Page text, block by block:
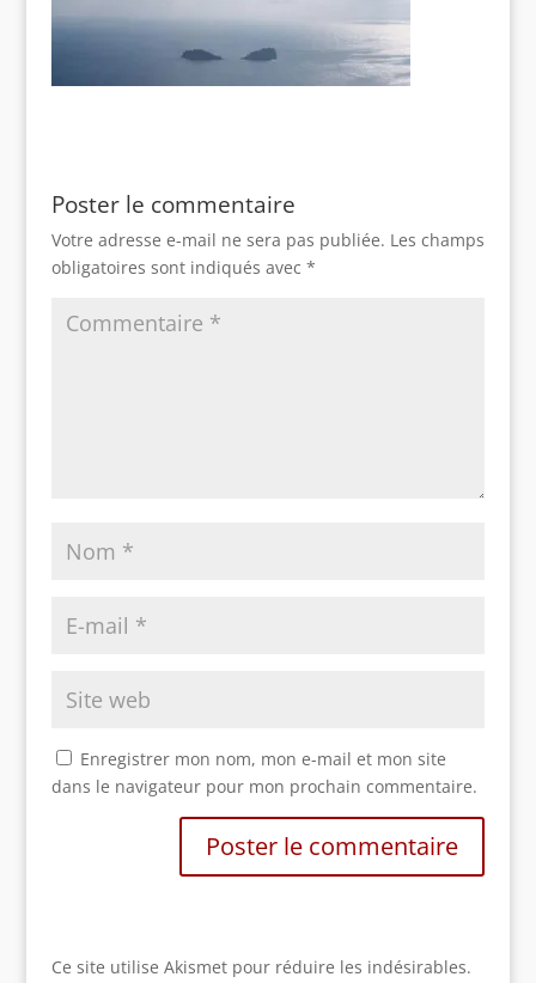
Poster le commentaire
Votre adresse e-mail ne sera pas publiée. Les champs
obligatoires sont indiqués avec *
Enregistrer mon nom, mon e-mail et mon site
dans le navigateur pour mon prochain commentaire.
Ce site utilise Akismet pour réduire les indésirables.